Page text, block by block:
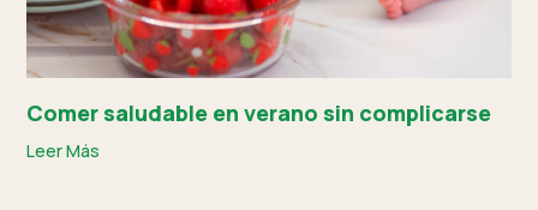
Comer saludable en verano sin complicarse
Leer Más